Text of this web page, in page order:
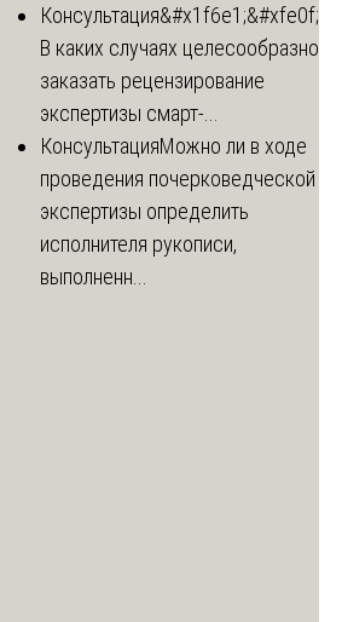
Консультация&#x1f6e1;&#xfe0f;
В каких случаях целесообразно
заказать рецензирование
экспертизы смарт-...
КонсультацияМожно ли в ходе
проведения почерковедческой
экспертизы определить
исполнителя рукописи,
выполненн...